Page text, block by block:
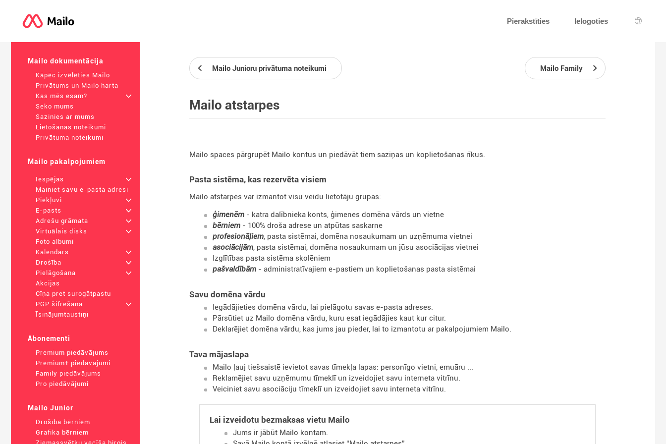
Pierakstīties Ielogoties
Mailo dokumentācija
Kāpēc izvēlēties Mailo
Privātums un Mailo harta
Kas mēs esam?
+
Seko mums
Sazinies ar mums
Lietošanas noteikumi
Privātuma noteikumi
Mailo pakalpojumiem
Iespējas
+
Mainiet savu e-pasta adresi
Piekļuvi
+
E-pasts
+
Adrešu grāmata
+
Virtuālais disks
+
Foto albumi
Kalendārs
+
Drošība
+
Pielāgošana
+
Akcijas
Cīņa pret surogātpastu
PGP šifrēšana
+
Īsinājumtaustiņi
Abonementi
Premium piedāvājums
Premium+ piedāvājumi
Family piedāvājums
Pro piedāvājumi
Mailo Junior
Drošība bērniem
Grafika bērniem
Mailo Junioru privātuma noteikumi Mailo Family
Mailo atstarpes
Mailo spaces pārgrupēt Mailo kontus un piedāvāt tiem saziņas un koplietošanas rīkus.
Pasta sistēma, kas rezervēta visiem
Mailo atstarpes var izmantot visu veidu lietotāju grupas:
ģimenēm - katra dalībnieka konts, ģimenes domēna vārds un vietne
bērniem - 100% droša adrese un atpūtas saskarne
profesionāļiem, pasta sistēmai, domēna nosaukumam un uzņēmuma vietnei
asociācijām, pasta sistēmai, domēna nosaukumam un jūsu asociācijas vietnei
Izglītības pasta sistēma skolēniem
pašvaldībām - administratīvajiem e-pastiem un koplietošanas pasta sistēmai
Savu domēna vārdu
Iegādājieties domēna vārdu, lai pielāgotu savas e-pasta adreses.
Pārsūtiet uz Mailo domēna vārdu, kuru esat iegādājies kaut kur citur.
Deklarējiet domēna vārdu, kas jums jau pieder, lai to izmantotu ar pakalpojumiem Mailo.
Tava mājaslapa
Mailo ļauj tiešsaistē ievietot savas tīmekļa lapas: personīgo vietni, emuāru ...
Reklamējiet savu uzņēmumu tīmeklī un izveidojiet savu interneta vitrīnu.
Veiciniet savu asociāciju tīmeklī un izveidojiet savu interneta vitrīnu.
Lai izveidotu bezmaksas vietu Mailo
Jums ir jābūt Mailo kontam.